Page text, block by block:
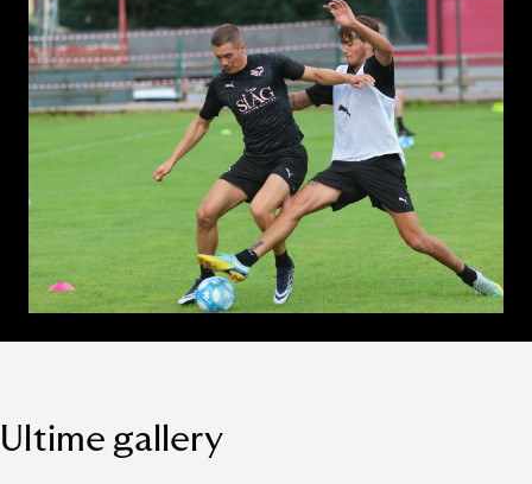
Ultime gallery